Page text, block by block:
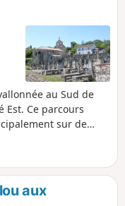
au Sud de
Est. Ce parcours
sur de
anciennes bien
aux
ancienne voie
partie de cette
aux